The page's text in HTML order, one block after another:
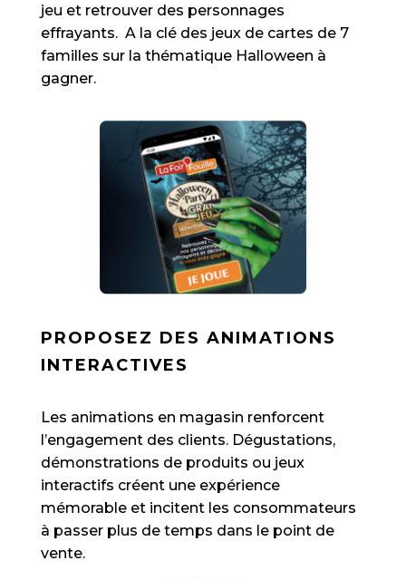
jeu et retrouver des personnages
effrayants. A la clé des jeux de cartes de 7
familles sur la thématique Halloween à
gagner.
PROPOSEZ DES ANIMATIONS
INTERACTIVES
Les animations en magasin renforcent
l’engagement des clients. Dégustations,
démonstrations de produits ou jeux
interactifs créent une expérience
mémorable et incitent les consommateurs
à passer plus de temps dans le point de
vente.